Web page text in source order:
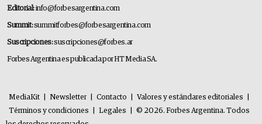
Editorial:info@forbesargentina.com
Summit:summitforbes@forbesargentina.com
Suscripciones:suscripciones@forbes.ar
Forbes Argentina es publicada por HT Media SA.
MediaKit Newsletter Contacto Valores y estándares editoriales
Términos y condiciones
Legales
© 2026. Forbes Argentina. Todos